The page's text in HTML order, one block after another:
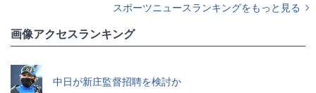
スポーツニュースランキングをもっと見る
画像アクセスランキング
中日が新庄監督招聘を検討か